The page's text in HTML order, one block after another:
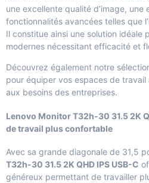
une excellente qualité d’image,
fonctionnalités avancées telles que
Il constitue ainsi une solution idéale
modernes nécessitant efficacité et
Découvrez également notre
pour équiper vos espaces de
aux besoins des entreprises.
Lenovo Monitor T32h-30 31.5 2K
de travail plus confortable
Avec sa grande diagonale de 31,5
T32h-30 31.5 2K QHD IPS USB-C
généreux permettant de travailler